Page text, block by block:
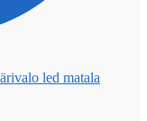
led matala